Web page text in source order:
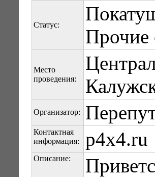
Статус:
Прочие
Место
проведения:
Организатор:
Контактная
информация:
p4x4.ru
Описание: